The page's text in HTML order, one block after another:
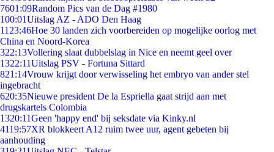
7601:09Random Pics van de Dag #1980
100:01Uitslag AZ - ADO Den Haag
11 23:46Hoe 30 landen zich voorbereiden op mogelijke oorlog met
China en Noord-Korea
322:13Vollering slaat dubbelslag in Nice en neemt geel over
1322:11Uitslag PSV - Fortuna Sittard
821:14Vrouw krijgt door verwisseling het embryo van ander stel
ingebracht
620:35Nieuwe president De la Espriella gaat strijd aan met
drugskartels Colombia
1320:11Geen 'happy end' bij seksdate via Kinky.nl
4119:57XR blokkeert A12 ruim twee uur, agent gebeten bij
aanhouding